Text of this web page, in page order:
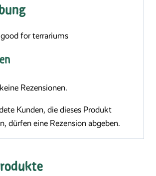
for terrariums
Rezensionen.
Kunden, die dieses Produkt
dürfen eine Rezension abgeben.